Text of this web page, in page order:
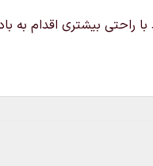
بیشتری اقدام به